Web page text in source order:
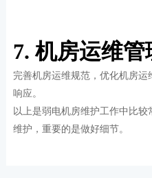
7. 机房运维
完善机房运维规范，优化机房
响应。
以上是弱电机房维护工作中比
维护，重要的是做好细节。